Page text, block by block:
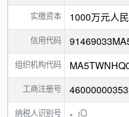
实缴资本 1000万元人
信用代码
组织机构代码
工商注册号
纳税人识别号 -